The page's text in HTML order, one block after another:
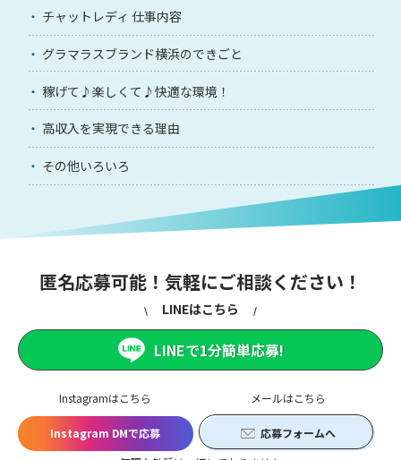
チャットレディ 仕事内容
グラマラスブランド横浜のできごと
稼げて♪楽しくて♪快適な環境！
高収入を実現できる理由
その他いろいろ
匿名応募可能！気軽にご相談ください！
Instagramはこちら
Instagram DMで応募
メールはこちら
応募フォームへ
LINEはこちら
LINEで1分簡単応募!